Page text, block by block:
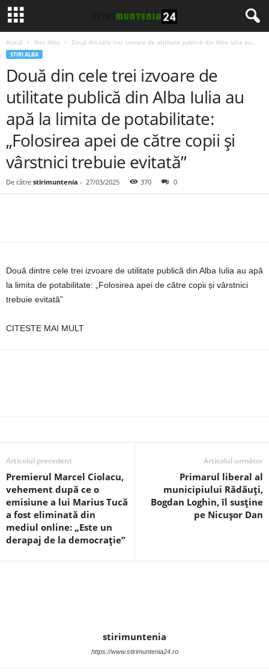
Acasă Stiri Alba Două din cele trei izvoare de utilitate publică din Alba Iulia au...
STIRI ALBA
Două din cele trei izvoare de
utilitate publică din Alba Iulia au
apă la limita de potabilitate:
„Folosirea apei de către copii și
vârstnici trebuie evitată”
De către stirimuntenia - 27/03/2025 370 0
Două dintre cele trei izvoare de utilitate publică din Alba Iulia au apă
la limita de potabilitate: „Folosirea apei de către copii și vârstnici
trebuie evitată”
CITESTE MAI MULT
Articolul precedent
Premierul Marcel Ciolacu,
vehement după ce o
emisiune a lui Marius Tucă
a fost eliminată din
mediul online: „Este un
derapaj de la democrație”
Articolul următor
Primarul liberal al
municipiului Rădăuţi,
Bogdan Loghin, îl susține
pe Nicușor Dan
stirimuntenia
https://www.stirimuntenia24.ro